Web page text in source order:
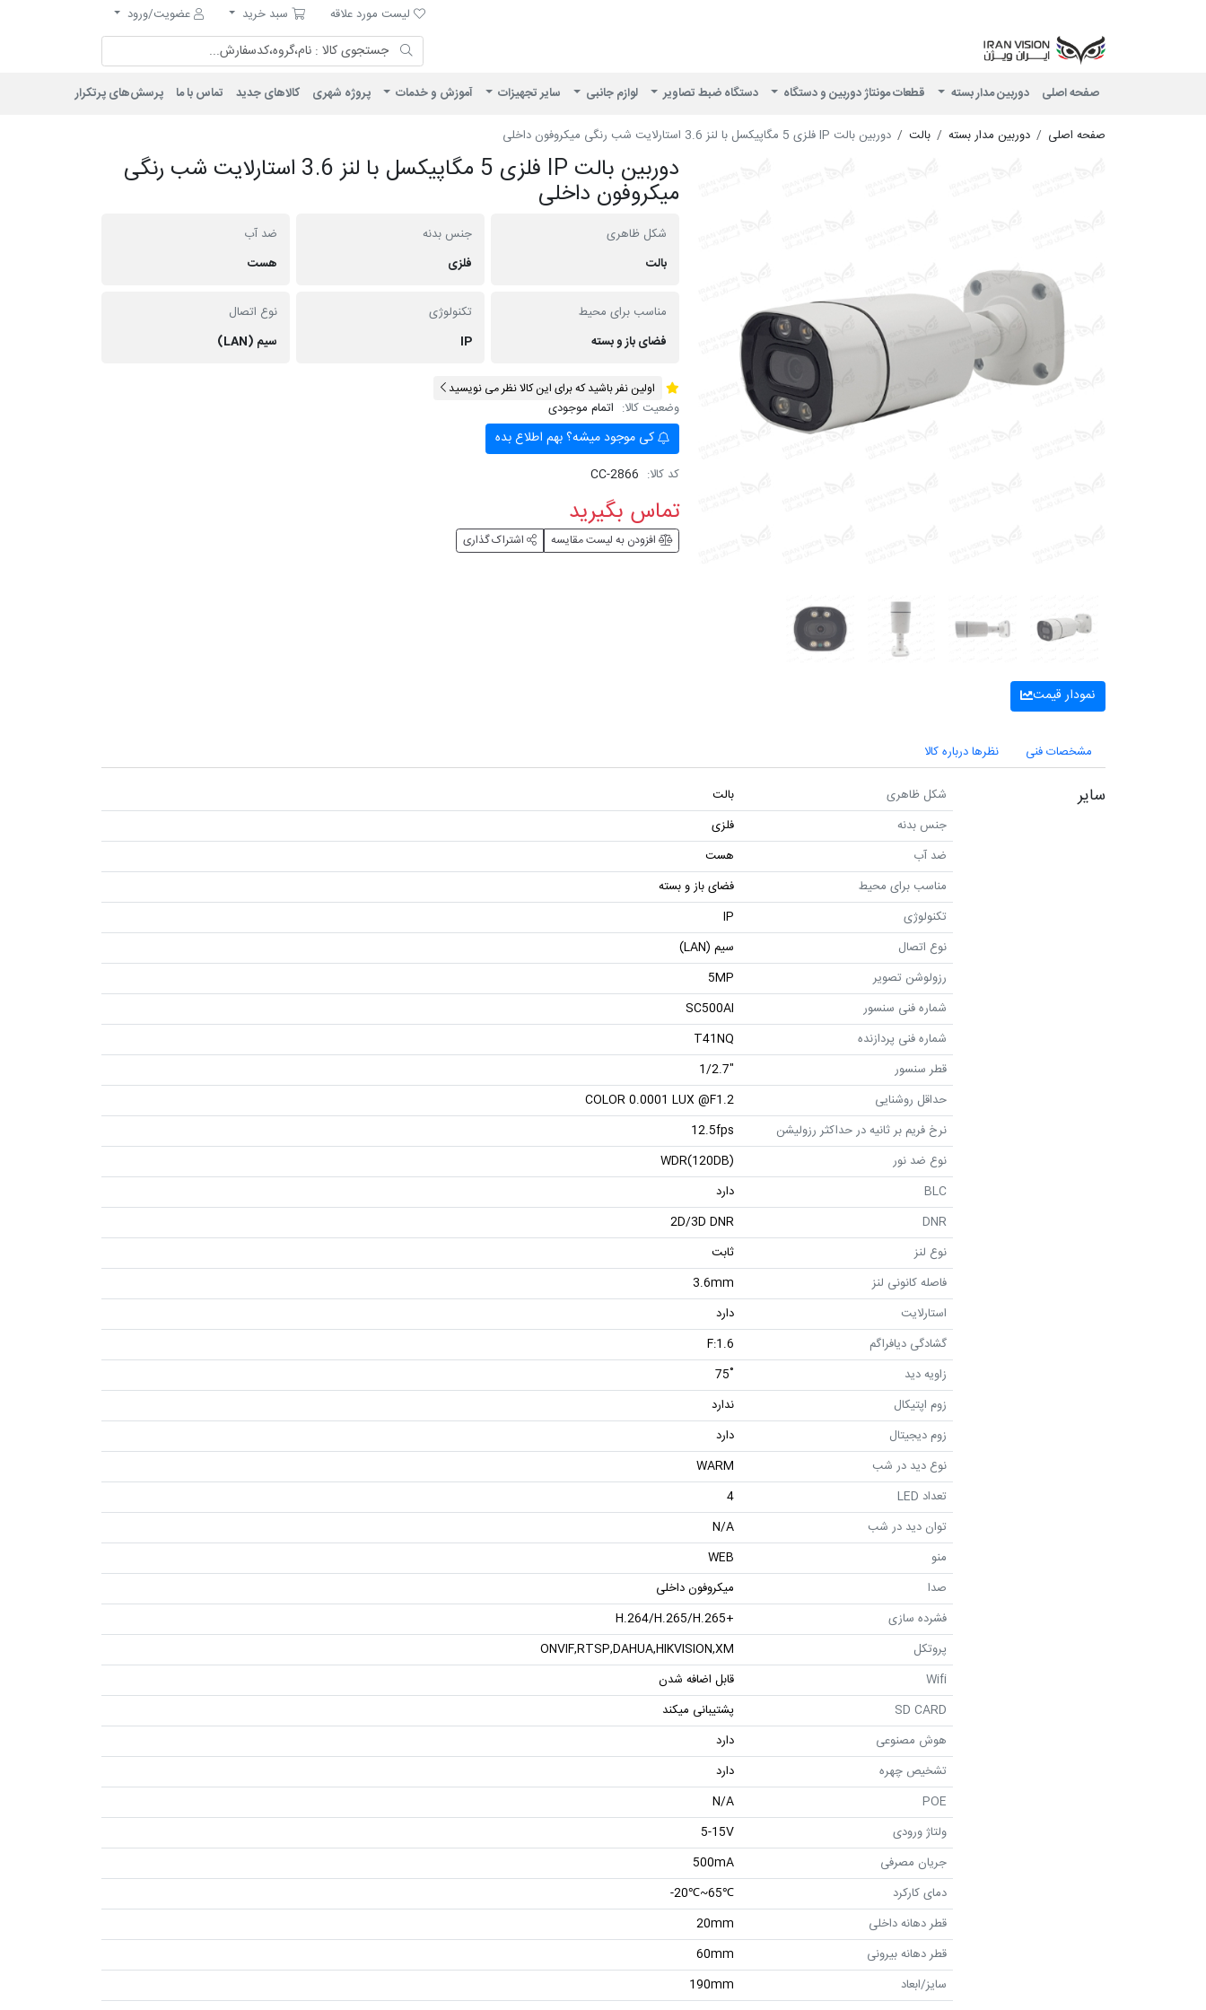
لیست مورد علاقه
لیست مورد علاقه سبد خرید
سبد خرید
عضویت/ورود
صفحه اصلی دوربین مدار بسته قطعات مونتاژ دوربین و دستگاه دستگاه ضبط تصاویر لوازم جانبی سایر تجهیزات آموزش و خدمات پروژه شهری کالاهای جدید تماس با ما پرسش‌های پرتکرار
صفحه اصلی دوربین مدار بسته بالت دوربین بالت IP فلزی 5 مگاپیکسل با لنز 3.6 استارلایت شب رنگی میکروفون داخلی
نمودار قیمت
دوربین بالت IP فلزی 5 مگاپیکسل با لنز 3.6 استارلایت شب رنگی
میکروفون داخلی
شکل ظاهری
بالت
جنس بدنه
فلزی
ضد آب
هست
مناسب برای محیط
فضای باز و بسته
تکنولوژی
IP
نوع اتصال
سیم (LAN)
اولین نفر باشید که برای این کالا نظر می نویسید
وضعیت کالا: اتمام موجودی
کی موجود میشه؟ بهم اطلاع بده
کد کالا: CC-2866
تماس بگیرید
افزودن به لیست مقایسه اشتراک گذاری
مشخصات فنی نظرها درباره کالا
سایر شکل ظاهری
بالت
جنس بدنه
فلزی
ضد آب
هست
مناسب برای محیط
فضای باز و بسته
تکنولوژی
IP
نوع اتصال
سیم (LAN)
رزولوشن تصویر
5MP
شماره فنی سنسور
SC500AI
شماره فنی پردازنده
T41NQ
قطر سنسور
"1/2.7
حداقل روشنایی
COLOR 0.0001 LUX @F1.2
نرخ فریم بر ثانیه در حداکثر رزولیشن
12.5fps
نوع ضد نور
WDR(120DB)
BLC
دارد
DNR
2D/3D DNR
نوع لنز
ثابت
فاصله کانونی لنز
3.6mm
استارلایت
دارد
گشادگی دیافراگم
F:1.6
زاویه دید
˚75
زوم اپتیکال
ندارد
زوم دیجیتال
دارد
نوع دید در شب
WARM
تعداد LED
4
توان دید در شب
N/A
منو
WEB
صدا
میکروفون داخلی
فشرده سازی
+H.264/H.265/H.265
پروتکل
ONVIF,RTSP,DAHUA,HIKVISION,XM
Wifi
قابل اضافه شدن
SD CARD
پشتیبانی میکند
هوش مصنوعی
دارد
تشخیص چهره
دارد
POE
N/A
ولتاژ ورودی
5-15V
جریان مصرفی
500mA
دمای کارکرد
℃65~℃20-
قطر دهانه داخلی
20mm
قطر دهانه بیرونی
60mm
سایز/ابعاد
190mm